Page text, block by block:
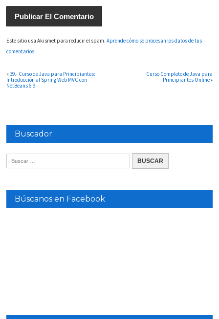
Este sitio usa Akismet para reducir el spam.Aprende cómo se procesan los datos de tus
comentarios.
«39.- Curso de Java para Principiantes:
Introducción al Spring Web MVC con
NetBeans 6.9
Curso Completo de Java para
Principiantes Online»
Buscador
Búscanos en Facebook